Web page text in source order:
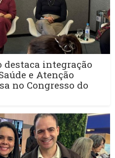
destaca integração
e Atenção
no Congresso do